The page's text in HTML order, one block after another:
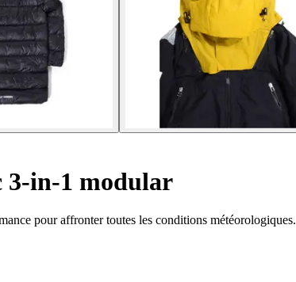
3-in-1 modular
pour affronter toutes les conditions météorologiques.